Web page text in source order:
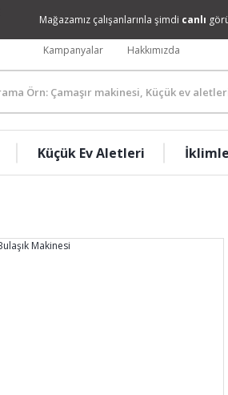
Mağazamız çalışanlarınla şimdi canlı
Kampanyalar Hakkımızda
Küçük Ev Aletleri